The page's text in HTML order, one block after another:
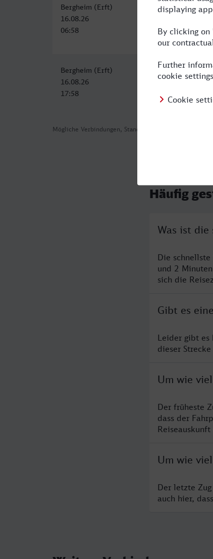
Mögliche Verbindungen, Stand: 2026-08-02 02:43
Bergheim (Erft)
16.08.26
06:58
Freiburg
12:00
Bergheim (Erft)
16.08.26
17:58
Freiburg
16.08.26
Häufig
Was ist die
Die
und 2
sich die
Gibt es
Leider gibt es
dieser
Um wie
Der früheste
dass der
Um wie
Der letzte
auch hier,